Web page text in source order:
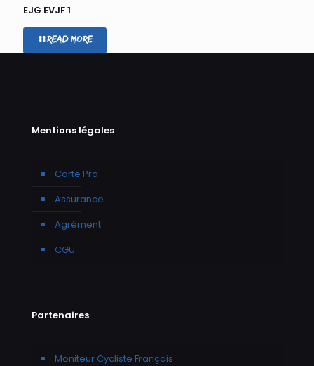
EJG EVJF 1
Read more
Mentions légales
Carte Pro
Assurance
Agrément
CGU
Partenaires
Moniteur Cycliste Français